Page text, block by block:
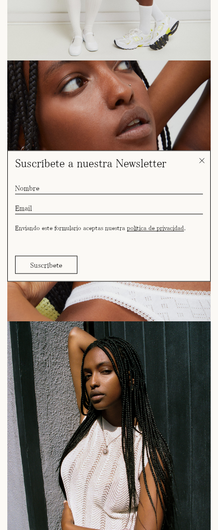
Suscríbete a nuestra Newsletter
Enviando este formulario aceptas nuestra política de privacidad